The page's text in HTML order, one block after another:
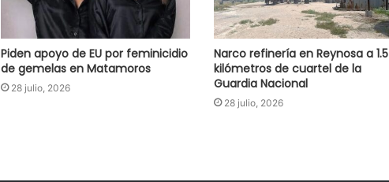
Piden apoyo de EU por feminicidio
de gemelas en Matamoros
28 julio, 2026
Narco refinería en Reynosa a 1.5
kilómetros de cuartel de la
Guardia Nacional
28 julio, 2026